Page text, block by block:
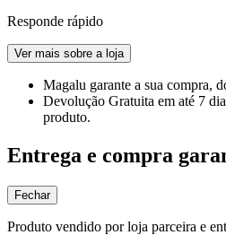
Responde rápido
Ver mais sobre a loja
Magalu garante a sua compra,
Devolução Gratuita em até 7
produto.
Entrega e compra
Fechar
Produto vendido por loja parceira e